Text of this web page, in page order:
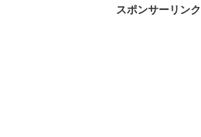
スポンサーリンク